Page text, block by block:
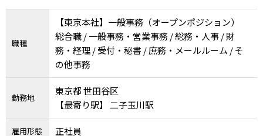
職種
【東京本社】一般事務（オープンポジション）
総合職 / 一般事務・営業事務 / 総務・人事 / 財
務・経理 / 受付・秘書 / 庶務・メールルーム / そ
の他事務
勤務地
東京都 世田谷区
【最寄り駅】 二子玉川駅
雇用形態 正社員